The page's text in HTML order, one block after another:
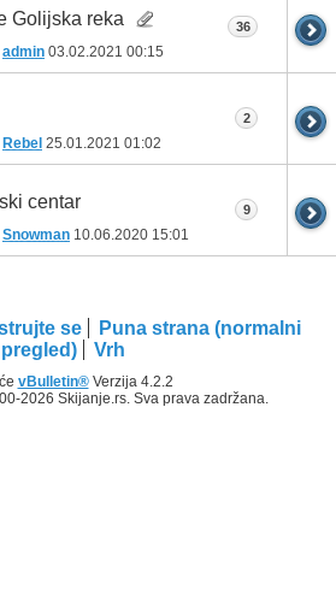
Golijska reka
admin 03.02.2021 00:15
36
Rebel 25.01.2021 01:02
2
centar
Snowman 10.06.2020 15:01
9
se
Puna strana (normalni
pregled)
Vrh
vBulletin®Verzija 4.2.2
2026 Skijanje.rs. Sva prava zadržana.